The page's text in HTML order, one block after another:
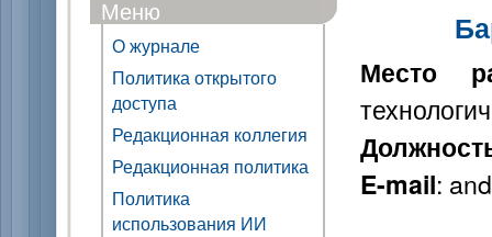
Меню
О журнале
Политика открытого
доступа
Редакционная коллегия
Редакционная политика
Политика
использования ИИ
Место
E-mail: